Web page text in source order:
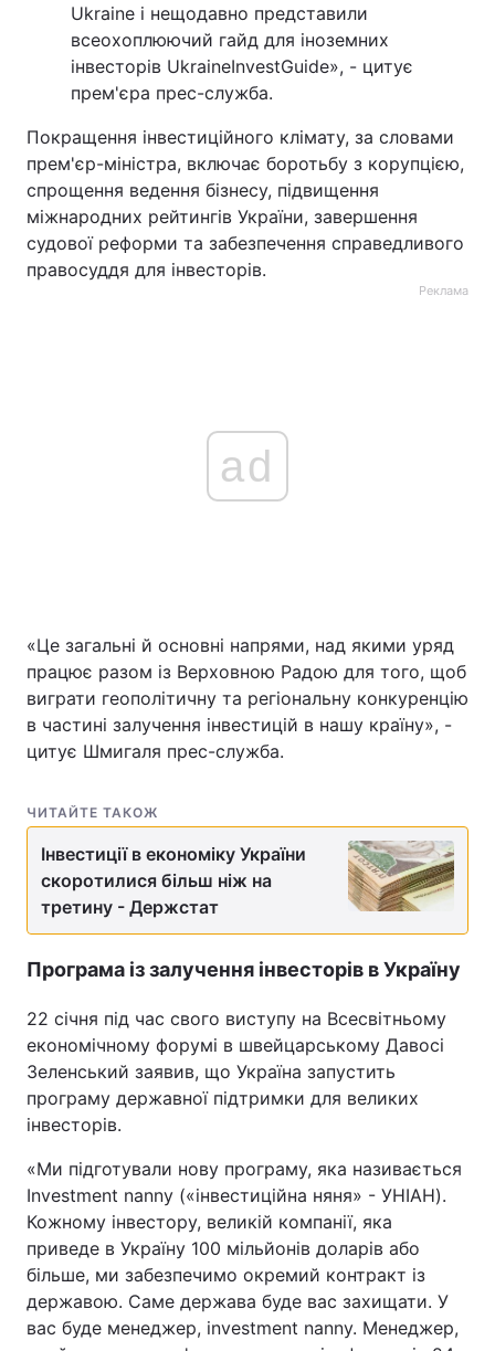
Ukraine і нещодавно представили
всеохоплюючий гайд для іноземних
інвесторів UkraineInvestGuide», - цитує
прем'єра прес-служба.
Покращення інвестиційного клімату, за словами
прем'єр-міністра, включає боротьбу з корупцією,
спрощення ведення бізнесу, підвищення
міжнародних рейтингів України, завершення
судової реформи та забезпечення справедливого
правосуддя для інвесторів.
Реклама
ad
«Це загальні й основні напрями, над якими уряд
працює разом із Верховною Радою для того, щоб
виграти геополітичну та регіональну конкуренцію
в частині залучення інвестицій в нашу країну», -
цитує Шмигаля прес-служба.
ЧИТАЙТЕ ТАКОЖ
Інвестиції в економіку України
скоротилися більш ніж на
третину - Держстат
Програма із залучення інвесторів в Україну
22 січня під час свого виступу на Всесвітньому
економічному форумі в швейцарському Давосі
Зеленський заявив, що Україна запустить
програму державної підтримки для великих
інвесторів.
«Ми підготували нову програму, яка називається
Investment nanny («інвестиційна няня» - УНІАН).
Кожному інвестору, великій компанії, яка
приведе в Україну 100 мільйонів доларів або
більше, ми забезпечимо окремий контракт із
державою. Саме держава буде вас захищати. У
вас буде менеджер, investment nanny. Менеджер,